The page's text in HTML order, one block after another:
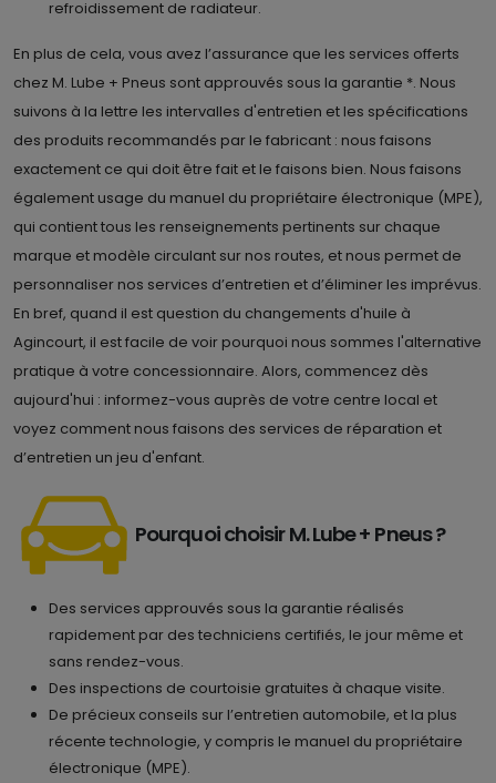
refroidissement de radiateur.
En plus de cela, vous avez l’assurance que les services offerts
chez M. Lube + Pneus sont approuvés sous la garantie *. Nous
suivons à la lettre les intervalles d'entretien et les spécifications
des produits recommandés par le fabricant : nous faisons
exactement ce qui doit être fait et le faisons bien. Nous faisons
également usage du manuel du propriétaire électronique (MPE),
qui contient tous les renseignements pertinents sur chaque
marque et modèle circulant sur nos routes, et nous permet de
personnaliser nos services d’entretien et d’éliminer les imprévus.
En bref, quand il est question du changements d'huile à
Agincourt, il est facile de voir pourquoi nous sommes l'alternative
pratique à votre concessionnaire. Alors, commencez dès
aujourd'hui : informez-vous auprès de votre centre local et
voyez comment nous faisons des services de réparation et
d’entretien un jeu d'enfant.
Pourquoi choisir M. Lube + Pneus ?
Des services approuvés sous la garantie réalisés
rapidement par des techniciens certifiés, le jour même et
sans rendez-vous.
Des inspections de courtoisie gratuites à chaque visite.
De précieux conseils sur l’entretien automobile, et la plus
récente technologie, y compris le manuel du propriétaire
électronique (MPE).